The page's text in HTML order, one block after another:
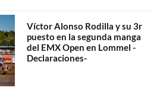
Víctor Alonso Rodilla y su 3r
puesto en la segunda manga
del EMX Open en Lommel -
Declaraciones-